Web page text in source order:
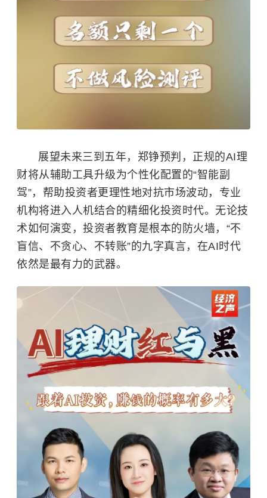
展望未来三到五年，郑铮预判，正规的AI理
财将从辅助工具升级为个性化配置的“智能副
驾”，帮助投资者更理性地对抗市场波动，专业
机构将进入人机结合的精细化投资时代。无论技
术如何演变，投资者教育是根本的防火墙，“不
盲信、不贪心、不转账”的九字真言，在AI时代
依然是最有力的武器。